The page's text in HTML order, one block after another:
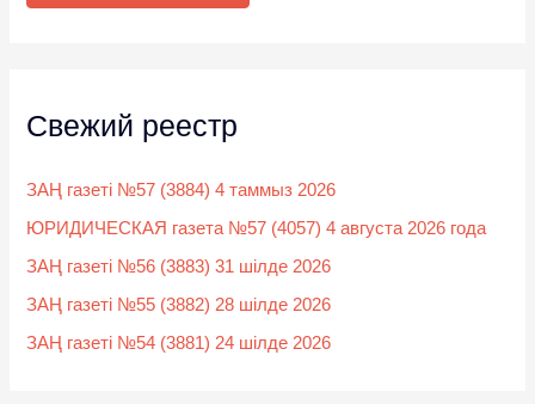
Свежий реестр
ЗАҢ газеті №57 (3884) 4 таммыз 2026
ЮРИДИЧЕСКАЯ газета №57 (4057) 4 августа 2026 года
ЗАҢ газеті №56 (3883) 31 шілде 2026
ЗАҢ газеті №55 (3882) 28 шілде 2026
ЗАҢ газеті №54 (3881) 24 шілде 2026